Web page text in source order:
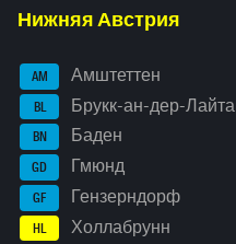
Нижняя Австрия
AM Амштеттен
BL Брукк-ан-дер-Лайта
BN Баден
GD Гмюнд
GF Гензерндорф
HL Холлабрунн